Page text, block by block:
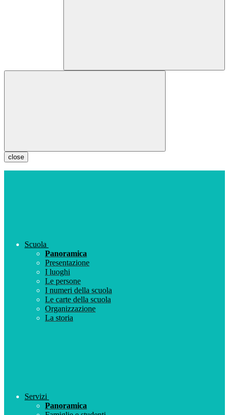
close
Scuola
Panoramica
Presentazione
I luoghi
Le persone
I numeri della scuola
Le carte della scuola
Organizzazione
La storia
Servizi
Panoramica